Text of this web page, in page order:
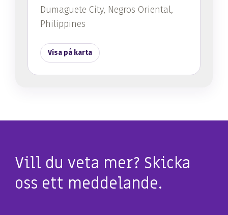
Dumaguete City, Negros Oriental,
Philippines
Visa på karta
Vill du veta mer? Skicka
oss ett meddelande.